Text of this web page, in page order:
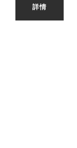
詳情